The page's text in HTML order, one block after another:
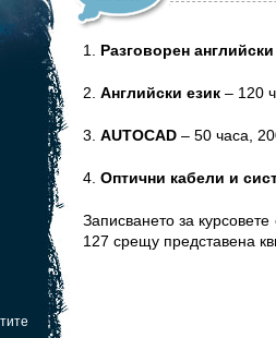
1. Разговорен английски
2. Английски език– 120
3. AUTOCAD– 50 часа,
4. Оптични кабели и
Записването за
127 срещу представена